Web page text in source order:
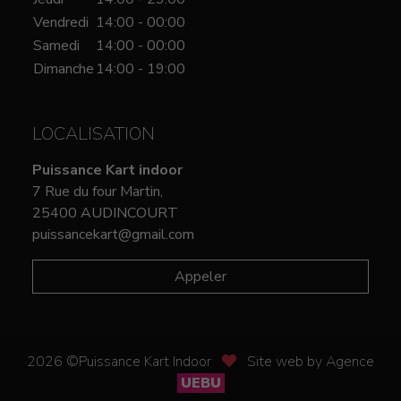
Vendredi 14:00 - 00:00
Samedi
14:00 - 00:00
Dimanche 14:00 - 19:00
LOCALISATION
Puissance Kart indoor
7 Rue du four Martin,
25400 AUDINCOURT
puissancekart@gmail.com
Appeler
2026 ©Puissance Kart Indoor
Site web by Agence
UEBU